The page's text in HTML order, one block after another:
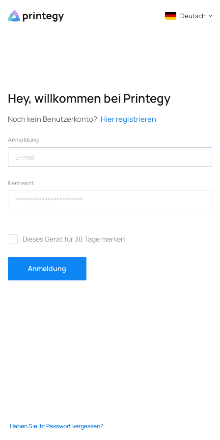
Deutsch
Hey, willkommen bei Printegy
Noch kein Benutzerkonto? Hier registrieren
Anmeldung
Kennwort
Dieses Gerät für 30 Tage merken
Anmeldung
Haben Sie Ihr Passwort vergessen?